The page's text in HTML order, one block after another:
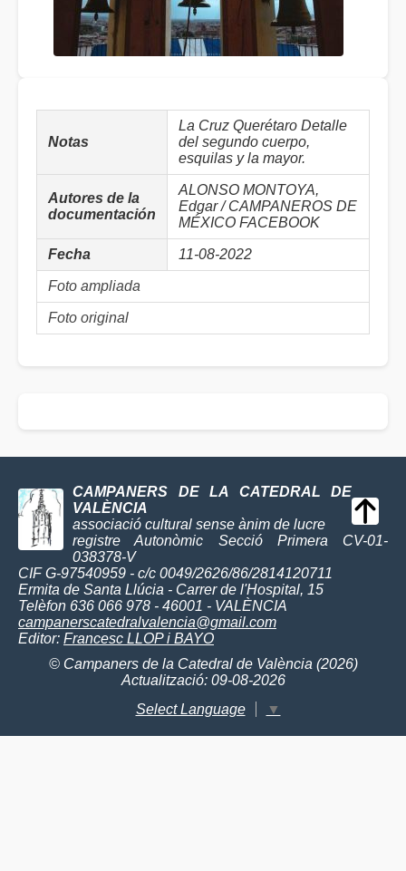
Notas
La Cruz Querétaro Detalle
del segundo cuerpo,
esquilas y la mayor.
Autores de la
documentación
ALONSO MONTOYA,
Edgar / CAMPANEROS DE
MÉXICO FACEBOOK
Fecha 11-08-2022
Foto ampliada
Foto original
CAMPANERS DE LA CATEDRAL DE
VALÈNCIA
associació cultural sense ànim de lucre
registre Autonòmic Secció Primera CV-01-
038378-V
CIF G-97540959 - c/c 0049/2626/86/2814120711
Ermita de Santa Llúcia - Carrer de l'Hospital, 15
Telèfon 636 066 978 - 46001 - VALÈNCIA
campanerscatedralvalencia@gmail.com
Editor: Francesc LLOP i BAYO
© Campaners de la Catedral de València (2026)
Actualització: 09-08-2026
Select Language
▼